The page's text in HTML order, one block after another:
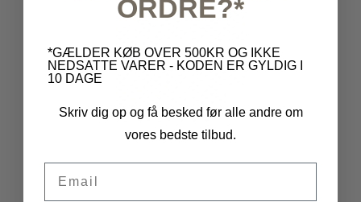
ORDRE?*
*GÆLDER KØB OVER 500KR OG IKKE
NEDSATTE VARER - KODEN ER GYLDIG I
10 DAGE
Skriv dig op og få besked før alle andre om
vores bedste tilbud.